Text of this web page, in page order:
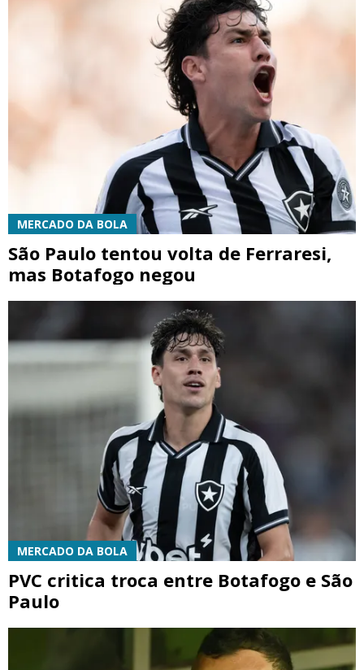
MERCADO DA BOLA
São Paulo tentou volta de Ferraresi,
mas Botafogo negou
MERCADO DA BOLA
PVC critica troca entre Botafogo e São
Paulo